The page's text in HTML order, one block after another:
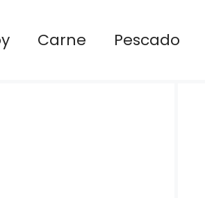
Carne Pescado